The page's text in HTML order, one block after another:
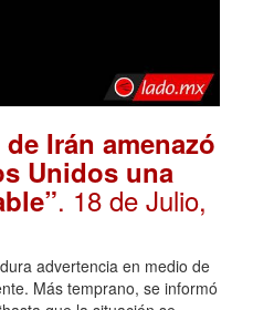
Irán amenazó
Unidos una
. 18 de Julio,
advertencia en medio de
Más temprano, se informó